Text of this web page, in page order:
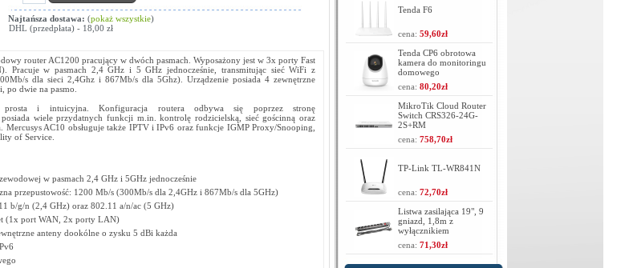
Najtańsza dostawa: (pokaż wszystkie)
DHL (przedpłata) - 18,00 zł
router AC1200 pracujący w dwóch pasmach. Wyposażony jest w 3x porty Fast
Pracuje w pasmach 2,4 GHz i 5 GHz jednocześnie, transmitując sieć WiFi z
s dla sieci 2,4Ghz i 867Mb/s dla 5Ghz). Urządzenie posiada 4 zewnętrzne
po dwie na pasmo.
prosta i intuicyjna. Konfiguracja routera odbywa się poprzez stronę
wiele przydatnych funkcji m.in. kontrolę rodzicielską, sieć gościnną oraz
Mercusys AC10 obsługuje także IPTV i IPv6 oraz funkcje IGMP Proxy/Snooping,
of Service.
w pasmach 2,4 GHz i 5GHz jednocześnie
przepustowość: 1200 Mb/s (300Mb/s dla 2,4GHz i 867Mb/s dla 5GHz)
b/g/n (2,4 GHz) oraz 802.11 a/n/ac (5 GHz)
(1x port WAN, 2x porty LAN)
anteny dookólne o zysku 5 dBi każda
Tenda F6
cena: 59,60zł
Tenda CP6 obrotowa
kamera do monitoringu
domowego
cena: 80,20zł
MikroTik Cloud Router
Switch CRS326-24G-
2S+RM
cena: 758,70zł
TP-Link TL-WR841N
cena: 72,70zł
Listwa zasilająca 19", 9
gniazd, 1,8m z
wyłącznikiem
cena: 71,30zł